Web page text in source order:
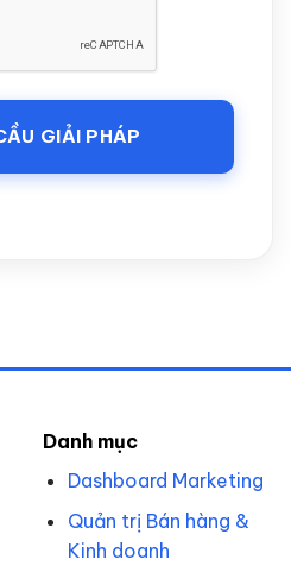
Danh mục
Dashboard Marketing
Quản trị Bán hàng &
Kinh doanh